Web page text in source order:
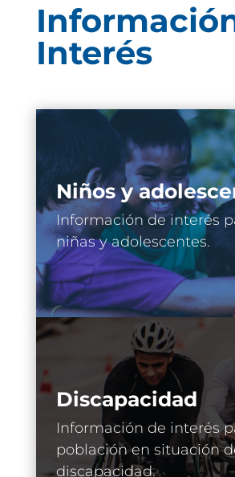
Interés
Niños y
Información de interés
niñas y adolescentes.
Discapacidad
Información de interés
población en situación
discapacidad.